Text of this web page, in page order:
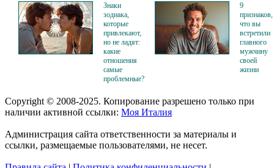
Знаки
зодиака,
которые
привлекают,
но не ладят:
какие
отношения
самые
проблемные?
9
признаков,
что вы
встретили
главного
мужчину
своей
жизни
Copyright © 2008-2025. Копирование разрешено только при
наличии активной ссылки: Моя Италия
Администрация сайта ответственности за материалы и
ссылки, размещаемые пользователями, не несет.